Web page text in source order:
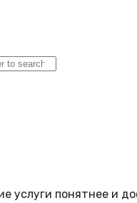
услуги понятнее и